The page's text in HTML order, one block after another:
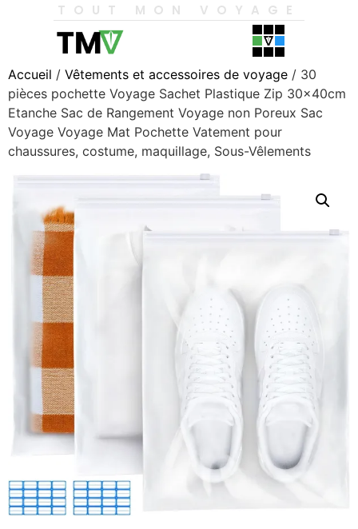
TOUT MON VOYAGE
Accueil / Vêtements et accessoires de voyage / 30
pièces pochette Voyage Sachet Plastique Zip 30x40cm
Etanche Sac de Rangement Voyage non Poreux Sac
Voyage Voyage Mat Pochette Vatement pour
chaussures, costume, maquillage, Sous-Vêlements